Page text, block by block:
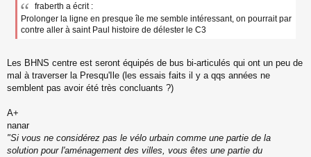
g
n
n
l
fraberth a écrit :
Prolonger la ligne en presque île me semble intéressant, on pourrait par
contre aller à saint Paul histoire de délester le C3
Les BHNS centre est seront équipés de bus bi-articulés qui ont un peu de
mal à traverser la Presqu'Ile (les essais faits il y a qqs années ne
semblent pas avoir été très concluants ?)
A+
nanar
"Si vous ne considérez pas le vélo urbain comme une partie de la
solution pour l'aménagement des villes, vous êtes une partie du